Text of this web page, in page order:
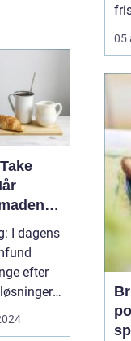
I dagens
efter
05